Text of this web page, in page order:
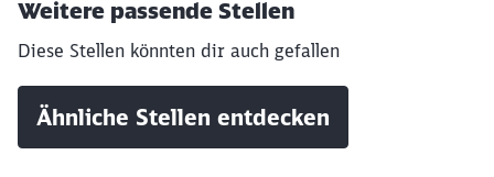
Weitere passende Stellen
Diese Stellen könnten dir auch gefallen
Ähnliche Stellen entdecken
Abbrechen Weiter